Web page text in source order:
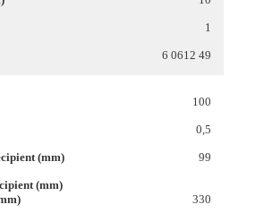
1
6 0612 49
100
0,5
99
330